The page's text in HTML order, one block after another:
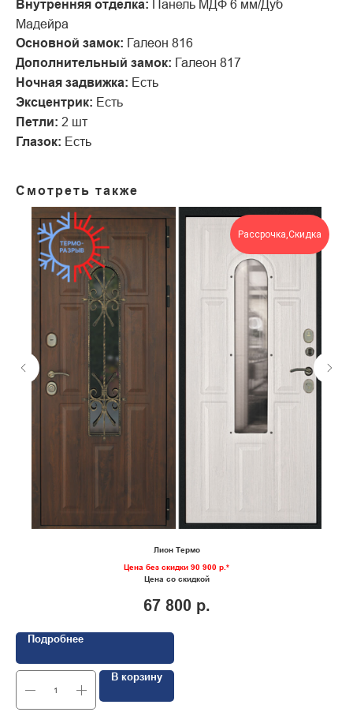
Внутренняя отделка: Панель МДФ 6 мм/Дуб
Мадейра
Основной замок: Галеон 816
Дополнительный замок: Галеон 817
Ночная задвижка: Есть
Эксцентрик: Есть
Петли: 2 шт
Глазок: Есть
Смотреть также
Рассрочка,Скидка
Лион Термо
Цена без скидки 90 900 р.*
Цена со скидкой
67 800 р.
Подробнее
В корзину